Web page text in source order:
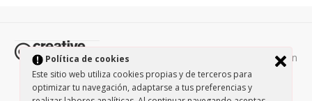
Política de cookies
Este sitio web utiliza cookies propias y de terceros para
optimizar tu navegación, adaptarse a tus preferencias y
Todos los contenidos de esta página están
protegidos por la licencia Creative Commons Attribution-
NonCommercial-ShareAlike 3.0. / Política de privacidad